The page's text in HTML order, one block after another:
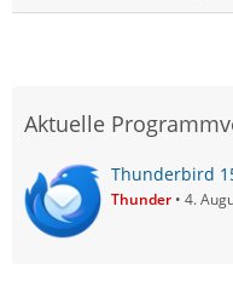
Aktuelle
Thunderbird
Thunder 4.